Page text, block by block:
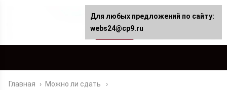
Главная › Можно ли сдать
Для любых предложений по сайту:
webs24@cp9.ru